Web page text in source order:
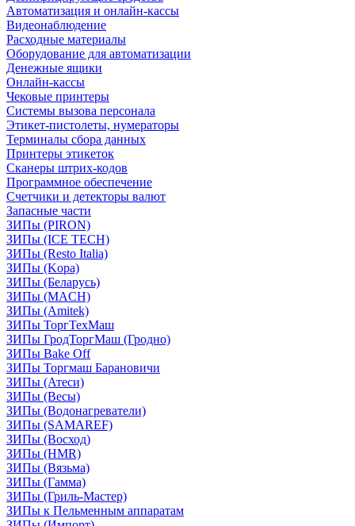
Автоматизация и онлайн-кассы
Видеонаблюдение
Расходные материалы
Оборудование для автоматизации
Денежные ящики
Онлайн-кассы
Чековые принтеры
Системы вызова персонала
Этикет-пистолеты, нумераторы
Терминалы сбора данных
Принтеры этикеток
Сканеры штрих-кодов
Программное обеспечение
Счетчики и детекторы валют
Запасные части
ЗИПы (PIRON)
ЗИПы (ICE TECH)
ЗИПы (Resto Italia)
ЗИПы (Kopa)
ЗИПы (Беларусь)
ЗИПы (MACH)
ЗИПы (Amitek)
ЗИПы ТоргТехМаш
ЗИПы ГродТоргМаш (Гродно)
ЗИПы Bake Off
ЗИПы Торгмаш Барановичи
ЗИПы (Атеси)
ЗИПы (Весы)
ЗИПы (Водонагреватели)
ЗИПы (SAMAREF)
ЗИПы (Восход)
ЗИПы (HMR)
ЗИПы (Вязьма)
ЗИПы (Гамма)
ЗИПы (Гриль-Мастер)
ЗИПы к Пельменным аппаратам